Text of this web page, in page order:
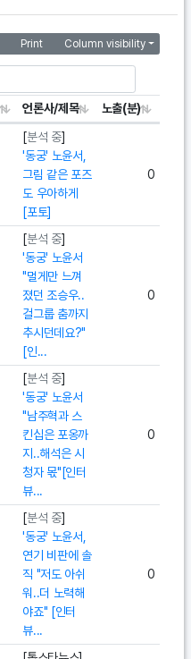
Print Column visibility
언론사/제목 노출(분)
[분석 중]
'동궁' 노윤서,
그림 같은 포즈
도 우아하게
[포토]
0
[분석 중]
'동궁' 노윤서
"멀게만 느껴
졌던 조승우..
걸그룹 춤까지
추시던데요?"
[인...
0
[분석 중]
'동궁' 노윤서
"남주혁과 스
킨십은 포옹까
지..해석은 시
청자 몫"[인터
뷰...
0
[분석 중]
'동궁' 노윤서,
연기 비판에 솔
직 "저도 아쉬
워..더 노력해
야죠" [인터
뷰...
0